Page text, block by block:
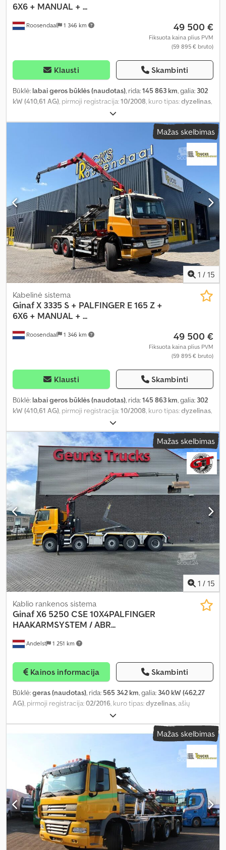
Roosendaal 1 346 km
6X6 + MANUAL + ...
49 500 €
Fiksuota kaina plius PVM
(59 895 € bruto)
Klausti Skambinti
Būklė: labai geros būklės (naudotas), rida:145 863 km, galia: 302
kW (410,61 AG), pirmoji registracija:10/2008, kuro tipas:dyzelinas,
, ratų bazė:6 200 mm
spalva:kitas, vairuotojo kabina:dieninė kabina, pavaros tipas:
, sėdimų vietų skaičius:2,
2 550 mm
, Gamybos
kranas,
Mažas skelbimas
1 / 15
Roosendaal 1 346 km
Kabelinė sistema
GinafX 3335 S + PALFINGER E 165 Z +
6X6 + MANUAL + ...
49 500 €
Fiksuota kaina plius PVM
(59 895 € bruto)
Klausti Skambinti
Būklė: labai geros būklės (naudotas), rida:145 863 km, galia: 302
kW (410,61 AG), pirmoji registracija:10/2008, kuro tipas:dyzelinas,
, ratų bazė:6 200 mm
spalva:kitas, vairuotojo kabina:dieninė kabina, pavaros tipas:
mechaninis
, emisijos klasė: Euro 5 , sėdimų vietų skaičius:2,
bendras ilgis:8 820 mm, bendras plotis:2 550 mm, Gamybos
metai:2008, Įranga:kranas,
Mažas skelbimas
1 / 15
Andelst 1 251 km
Kablio rankenos sistema
GinafX6 5250 CSE 10X4PALFINGER
HAAKARMSYSTEM / ABR...
Kainos informacija Skambinti
Būklė:geras (naudotas), rida: 565 342 km, galia: 340 kW (462,27
AG), pirmoji registracija:02/2016, kuro tipas:dyzelinas, ašių
7 620 mm
bako talpa:500 l, spalva:geltonas, vairuotojo kabina:dieninė
, emisijos klasė:Euro 6, bendras ilgis:10 500 mm , bendras
, leistina
ašies apkrova (ašis 2):10 000 kg
, leistina ašies apkrova (ašis 3):
, Gamybos metai:2016, Įranga:AdBlue, kranas
Mažas skelbimas